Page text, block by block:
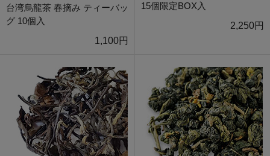
台湾烏龍茶 春摘み ティーバッ
グ 10個入
1,100円
15個限定BOX入
2,250円